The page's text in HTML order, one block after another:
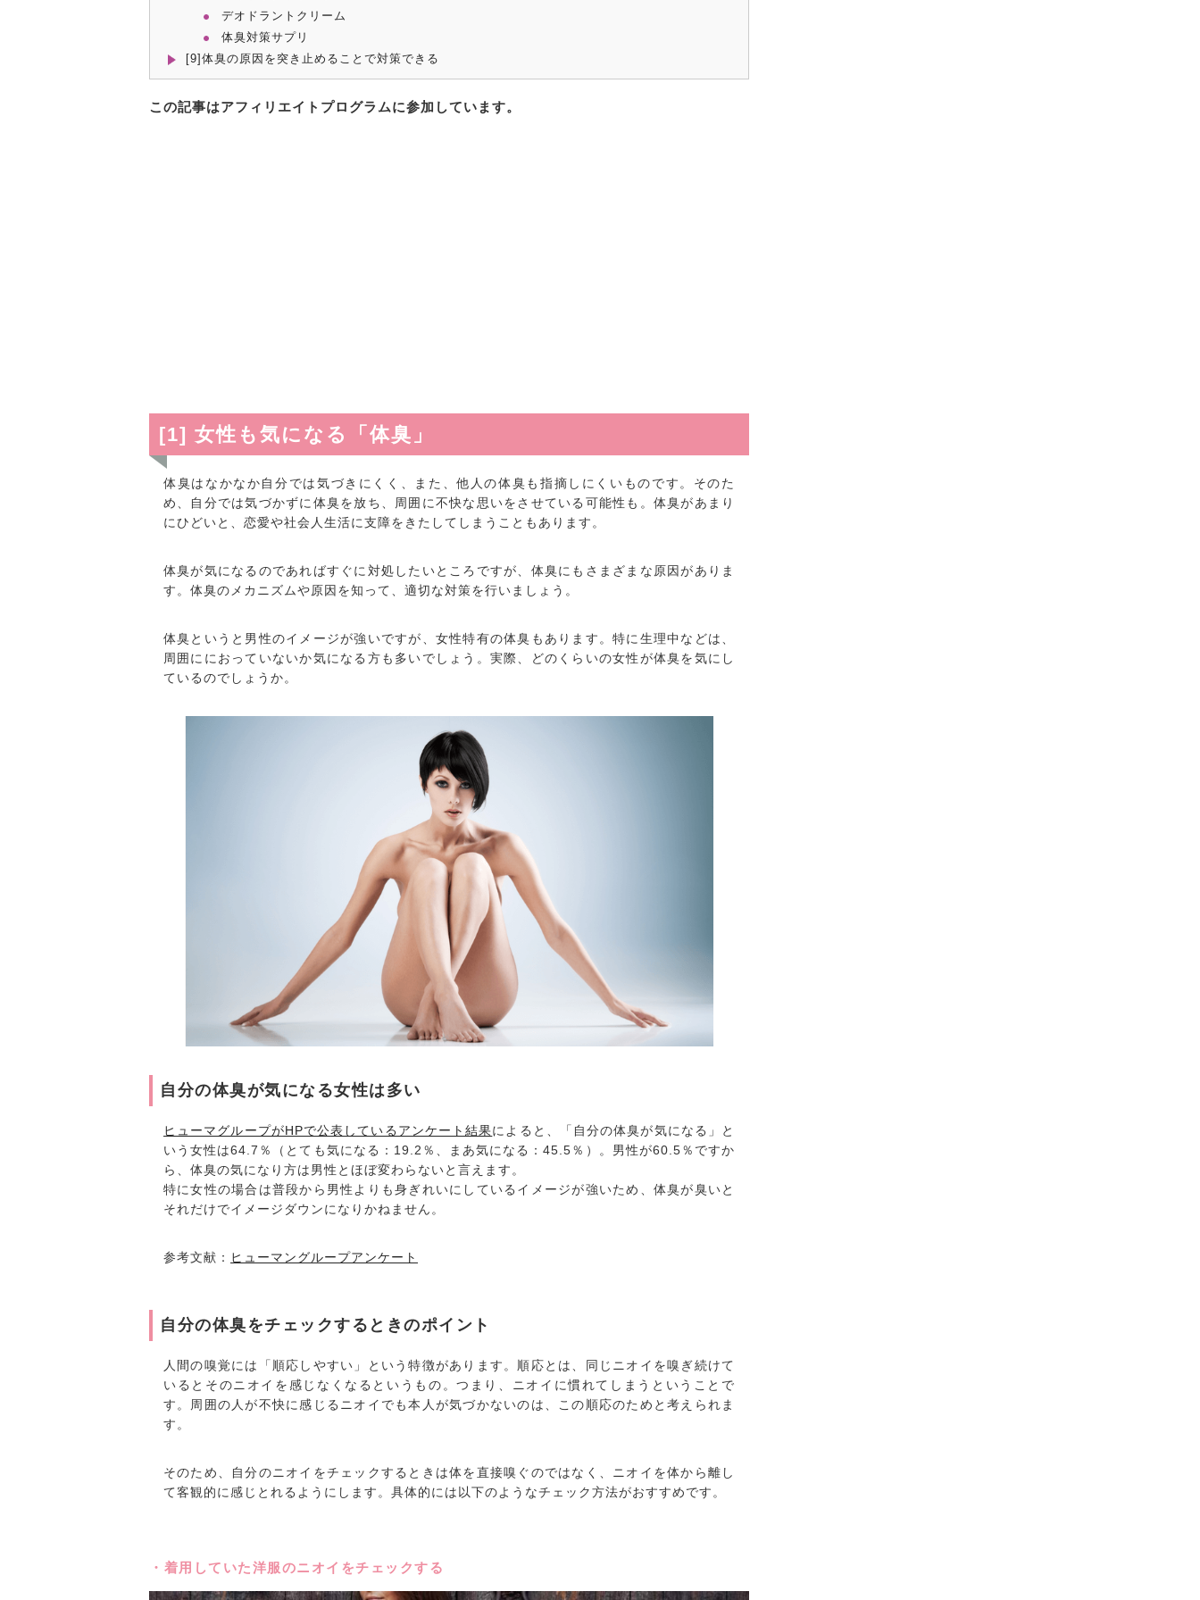
デオドラントクリーム
体臭対策サプリ
[9]体臭の原因を突き止めることで対策できる
この記事はアフィリエイトプログラムに参加しています。
[1] 女性も気になる「体臭」
体臭はなかなか自分では気づきにくく、また、他人の体臭も指摘しにくいものです。そのた
め、自分では気づかずに体臭を放ち、周囲に不快な思いをさせている可能性も。体臭があまり
にひどいと、恋愛や社会人生活に支障をきたしてしまうこともあります。
体臭が気になるのであればすぐに対処したいところですが、体臭にもさまざまな原因がありま
す。体臭のメカニズムや原因を知って、適切な対策を行いましょう。
体臭というと男性のイメージが強いですが、女性特有の体臭もあります。特に生理中などは、
周囲ににおっていないか気になる方も多いでしょう。実際、どのくらいの女性が体臭を気にし
ているのでしょうか。
自分の体臭が気になる女性は多い
ヒューマグループがHPで公表しているアンケート結果によると、「自分の体臭が気になる」と
いう女性は64.7％（とても気になる：19.2％、まあ気になる：45.5％）。男性が60.5％ですか
ら、体臭の気になり方は男性とほぼ変わらないと言えます。
特に女性の場合は普段から男性よりも身ぎれいにしているイメージが強いため、体臭が臭いと
それだけでイメージダウンになりかねません。
参考文献： ヒューマングループアンケート
自分の体臭をチェックするときのポイント
人間の嗅覚には「順応しやすい」という特徴があります。順応とは、同じニオイを嗅ぎ続けて
いるとそのニオイを感じなくなるというもの。つまり、ニオイに慣れてしまうということで
す。周囲の人が不快に感じるニオイでも本人が気づかないのは、この順応のためと考えられま
す。
そのため、自分のニオイをチェックするときは体を直接嗅ぐのではなく、ニオイを体から離し
て客観的に感じとれるようにします。具体的には以下のようなチェック方法がおすすめです。
・着用していた洋服のニオイをチェックする